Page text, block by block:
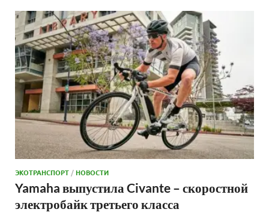
ЭКОТРАНСПОРТ /НОВОСТИ
Yamaha выпустила Civante – скоростной
электробайк третьего класса